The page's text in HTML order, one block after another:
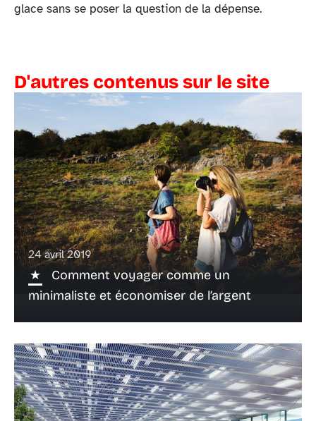
glace sans se poser la question de la dépense.
D'autres contenus sur le site
24 avril 2019
Comment voyager comme un
minimaliste et économiser de l’argent